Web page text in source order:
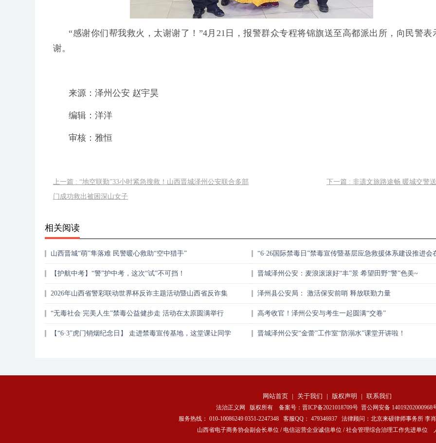
“感谢你们帮我救火，太谢谢了！”4月21日，报警群众专程将锦旗送至高都派出所，向民警表
谢。
来源：泽州公安 赵宇昊
编辑：洋洋
审核：雅恒
上一篇 : “地空联勤”33小时紧急搜救！山西晋城泽州公安联合多部
门成功救出被困深山女子
下一篇 : 非遗文旅路途畅 暖城交警
相关阅读
山西晋城“萌”隼落难 民警暖心救助“空中猎手”
“6·26国际禁毒日”禁毒宣传暨基层应急救援体系建设推进会
【护航中考】“警”护中考，这次“试”不可挡！
晋城泽州公安：麦浪滚滚好“丰”景 希望田野“警”色美~
2026年山西省警彩联动世界杯反诈主题活动暨山西省反诈集
泽州县公安局： 激活保安前哨 释放联勤力量
“无毒社会 完美人生”禁毒公益健步走 活动在太原圆满举行 高考收官！泽州公安与考生一起圆满“交卷”
【“6·3”虎门销烟纪念日】 走进禁毒宣传基地，这堂课让同学
晋城泽州公安“金蕾”工作室“防溺水”课堂开讲啦！
网站首页 | 关于我们 | 版权声明 | 联系我们
法治正义网 版权所有 备案号： 晋ICP备2021018709号 晋公网安备 14019202000968
服务热线： 010-10086249 0351-2247348 客服QQ： 479346937 法律顾问：北京来硕律师事务所 李肖
山西省电子商务协会副会长单位 / 电信运营企业诚信单位 / 社会管理综合治理工作先进单位